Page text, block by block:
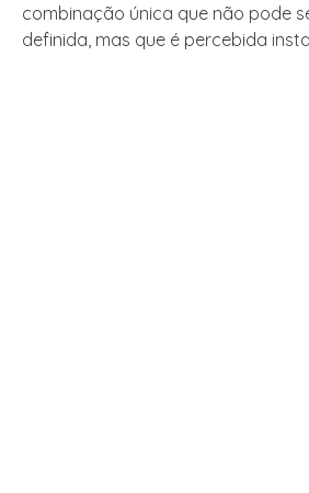
combinação única que não pode
definida, mas que é percebida